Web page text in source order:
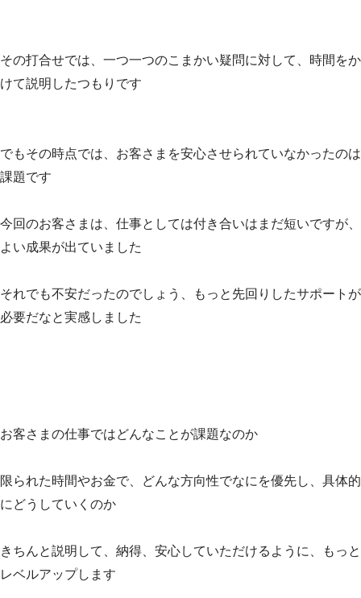
その打合せでは、一つ一つのこまかい疑問に対して、時間をか
けて説明したつもりです
でもその時点では、お客さまを安心させられていなかったのは
課題です
今回のお客さまは、仕事としては付き合いはまだ短いですが、
よい成果が出ていました
それでも不安だったのでしょう、もっと先回りしたサポートが
必要だなと実感しました
お客さまの仕事ではどんなことが課題なのか
限られた時間やお金で、どんな方向性でなにを優先し、具体的
にどうしていくのか
きちんと説明して、納得、安心していただけるように、もっと
レベルアップします